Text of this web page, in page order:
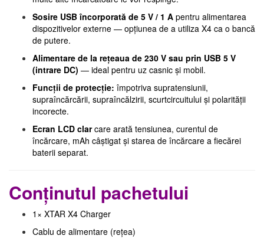
Sosire USB încorporată de 5 V / 1 A pentru alimentarea
dispozitivelor externe — opțiunea de a utiliza X4 ca o bancă
de putere.
Alimentare de la rețeaua de 230 V sau prin USB 5 V
(intrare DC) — ideal pentru uz casnic și mobil.
Funcții de protecție: împotriva supratensiunii,
supraîncărcării, supraîncălzirii, scurtcircuitului și polarității
incorecte.
Ecran LCD clarcare arată tensiunea, curentul de
încărcare, mAh câștigat și starea de încărcare a fiecărei
baterii separat.
Conținutul pachetului
1× XTAR X4 Charger
Cablu de alimentare (rețea)